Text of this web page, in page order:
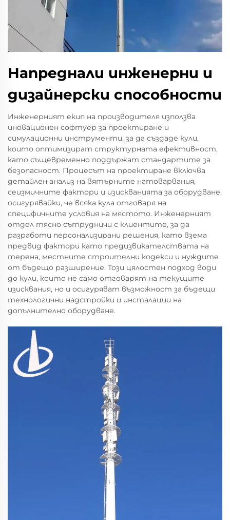
Напреднали инженерни и
дизайнерски способности
Инженерният екип на производителя използва
иновационен софтуер за проектиране и
симулационни инструменти, за да създаде кули,
които оптимизират структурната ефективност,
като същевременно поддържат стандартите за
безопасност. Процесът на проектиране включва
детайлен анализ на вятърните натоварвания,
сеизмичните фактори и изискванията за оборудване,
осигурявайки, че всяка кула отговаря на
специфичните условия на мястото. Инженерният
отдел тясно сътрудничи с клиентите, за да
разработи персонализирани решения, като взема
предвид фактори като предизвикателствата на
терена, местните строителни кодекси и нуждите
от бъдещо разширение. Този цялостен подход води
до кули, които не само отговарят на текущите
изисквания, но и осигуряват възможност за бъдещи
технологични надстройки и инсталации на
допълнително оборудване.